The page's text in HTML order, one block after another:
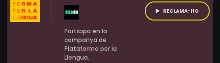
Participa en la
campanya de
Plataforma per la
Llengua.
RECLAMA-HO